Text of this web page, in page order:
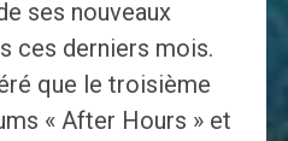
ses nouveaux
ces derniers mois.
que le troisième
« After Hours » et